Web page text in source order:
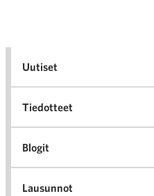
Uutiset
Tiedotteet
Blogit
Lausunnot